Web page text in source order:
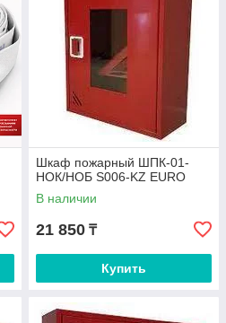
Шкаф пожарный ШПК-01-
НОК/НОБ S006-KZ EURO
В наличии
21 850 ₸
Купить